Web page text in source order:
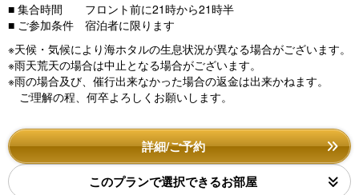
■ 集合時間 フロント前に21時から21時半
■ ご参加条件 宿泊者に限ります
※天候・気候により海ホタルの生息状況が異なる場合がございます。
※雨天荒天の場合は中止となる場合がございます。
※雨の場合及び、催行出来なかった場合の返金は出来かねます。
ご理解の程、何卒よろしくお願いします。
詳細/ご予約
このプランで選択できるお部屋